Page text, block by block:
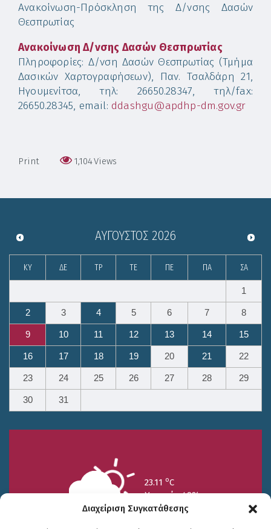
Διαχείριση Συγκατάθεσης
Ανακοίνωση-Πρόσκληση της Δ/νσης Δασών
Θεσπρωτίας
Ανακοίνωση Δ/νσης Δασών Θεσπρωτίας
Πληροφορίες: Δ/νση Δασών Θεσπρωτίας (Τμήμα
Δασικών Χαρτογραφήσεων), Παν. Τσαλδάρη 21,
Ηγουμενίτσα, τηλ: 26650.28347, τηλ/fax:
26650.28345, email: ddashgu@apdhp-dm.gov.gr
Print 1,104Views
ΑΎΓΟΥΣΤΟΣ 2026
ΚΥ ΔΕ ΤΡ ΤΕ ΠΕ ΠΑ ΣΑ
1
2 3 4 5 6 7 8
9 10 11 12 13 14 15
16 17 18 19 20 21 22
23 24 25 26 27 28 29
30 31
23.11 oC
Υγρασία 49%